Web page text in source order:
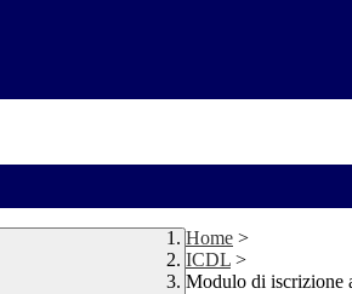
Home >
ICDL >
Modulo di iscrizione